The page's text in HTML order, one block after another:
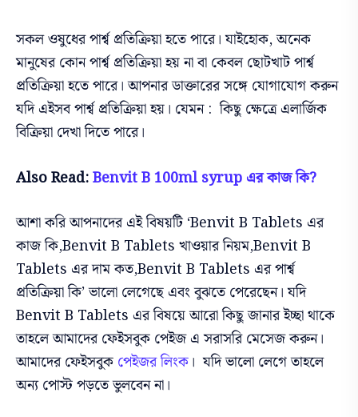
সকল ওষুধের পার্শ্ব প্রতিক্রিয়া হতে পারে। যাইহোক, অনেক
মানুষের কোন পার্শ্ব প্রতিক্রিয়া হয় না বা কেবল ছোটখাট পার্শ্ব
প্রতিক্রিয়া হতে পারে। আপনার ডাক্তারের সঙ্গে যোগাযোগ করুন
যদি এইসব পার্শ্ব প্রতিক্রিয়া হয়। যেমন : কিছু ক্ষেত্রে এলার্জিক
বিক্রিয়া দেখা দিতে পারে।
Also Read:Benvit B 100ml syrup এর কাজ কি?
আশা করি আপনাদের এই বিষয়টি ‘Benvit B Tablets এর
কাজ কি,Benvit B Tablets খাওয়ার নিয়ম,Benvit B
Tablets এর দাম কত,Benvit B Tablets এর পার্শ্ব
প্রতিক্রিয়া কি’ ভালো লেগেছে এবং বুঝতে পেরেছেন। যদি
Benvit B Tablets এর বিষয়ে আরো কিছু জানার ইচ্ছা থাকে
তাহলে আমাদের ফেইসবুক পেইজ এ সরাসরি মেসেজ করুন।
আমাদের ফেইসবুক পেইজর লিংক। যদি ভালো লেগে তাহলে
অন্য পোস্ট পড়তে ভুলবেন না।